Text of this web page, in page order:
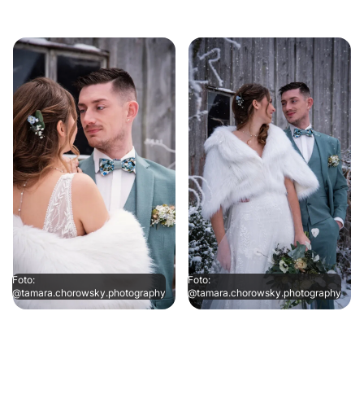
Foto:
@tamara.chorowsky.photography
Foto:
@tamara.chorowsky.photography